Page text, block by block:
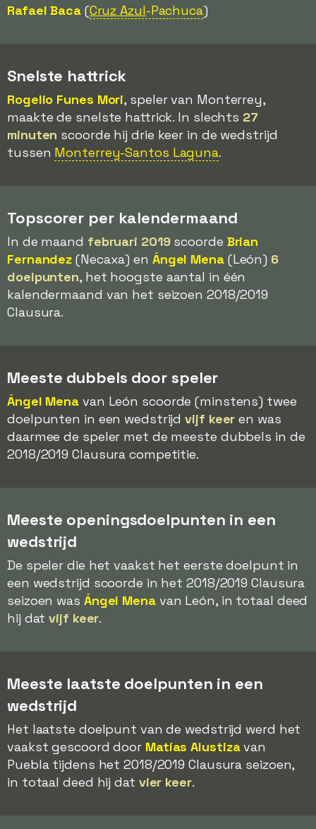
Rafael Baca(Cruz Azul-Pachuca)
Snelste hattrick
Rogelio Funes Mori, speler van Monterrey,
maakte de snelste hattrick. In slechts 27
minuten scoorde hij drie keer in de wedstrijd
tussen Monterrey-Santos Laguna.
Topscorer per kalendermaand
In de maand februari 2019scoorde Brian
Fernandez (Necaxa) en Ángel Mena(León) 6
doelpunten, het hoogste aantal in één
kalendermaand van het seizoen 2018/2019
Clausura.
Meeste dubbels door speler
Ángel Mena van León scoorde (minstens) twee
doelpunten in een wedstrijdvijf keer en was
daarmee de speler met de meeste dubbels in de
2018/2019 Clausura competitie.
Meeste openingsdoelpunten in een
wedstrijd
De speler die het vaakst het eerste doelpunt in
een wedstrijd scoorde in het 2018/2019 Clausura
seizoen was Ángel Menavan León, in totaal deed
hij datvijf keer.
Meeste laatste doelpunten in een
wedstrijd
Het laatste doelpunt van de wedstrijd werd het
vaakst gescoord door Matías Alustizavan
Puebla tijdens het 2018/2019 Clausura seizoen,
in totaal deed hij dat vier keer.